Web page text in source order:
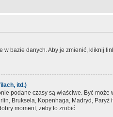
w bazie danych. Aby je zmienić, kliknij
itd.)
podane czasy są właściwe. Być
Bruksela, Kopenhaga, Madryd,
moment, żeby to zrobić.